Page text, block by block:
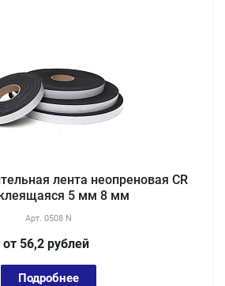
лента неопреновая CR
5 мм 8 мм
Арт. 0508 N
от 56,2 рублей
Подробнее